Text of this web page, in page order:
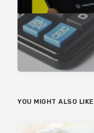
YOU MIGHT ALSO LIKE